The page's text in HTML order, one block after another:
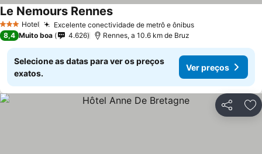
3 EstrelasHotel Excelente conectividade de metrô e ônibusVer preços
Le Nemours RennesVer preços
8,4 Muito boa 4.626 Rennes, a 10.6 km de Bruz
Selecione as datas para ver os preços
exatos.
Ver preços
Partilhar